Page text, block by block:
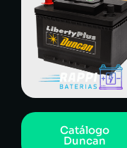
Catálogo
Duncan